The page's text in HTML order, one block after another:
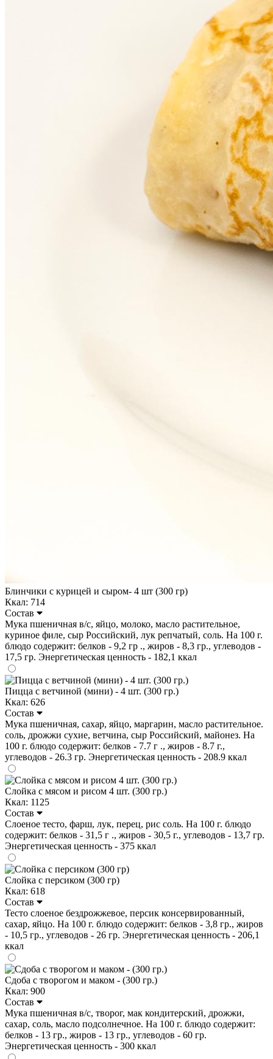
Блинчики с курицей и сыром- 4 шт (300 гр)
Ккал: 714
Состав
Мука пшеничная в/с, яйцо, молоко, масло растительное,
куриное филе, сыр Российский, лук репчатый, соль. На 100 г.
блюдо содержит: белков - 9,2 гр ., жиров - 8,3 гр., углеводов -
17,5 гр. Энергетическая ценность - 182,1 ккал
Пицца с ветчиной (мини) - 4 шт. (300 гр.)
Ккал: 626
Состав
Мука пшеничная, сахар, яйцо, маргарин, масло растительное.
соль, дрожжи сухие, ветчина, сыр Российский, майонез. На
100 г. блюдо содержит: белков - 7.7 г ., жиров - 8.7 г.,
углеводов - 26.3 гр. Энергетическая ценность - 208.9 ккал
Слойка с мясом и рисом 4 шт. (300 гр.)
Ккал: 1125
Состав
Слоеное тесто, фарш, лук, перец, рис соль. На 100 г. блюдо
содержит: белков - 31,5 г ., жиров - 30,5 г., углеводов - 13,7 гр.
Энергетическая ценность - 375 ккал
Слойка с персиком (300 гр)
Ккал: 618
Состав
Тесто слоеное бездрожжевое, персик консервированный,
сахар, яйцо. На 100 г. блюдо содержит: белков - 3,8 гр., жиров
- 10,5 гр., углеводов - 26 гр. Энергетическая ценность - 206,1
ккал
Сдоба с творогом и маком - (300 гр.)
Ккал: 900
Состав
Мука пшеничная в/с, творог, мак кондитерский, дрожжи,
сахар, соль, масло подсолнечное. На 100 г. блюдо содержит:
белков - 13 гр., жиров - 13 гр., углеводов - 60 гр.
Энергетическая ценность - 300 ккал